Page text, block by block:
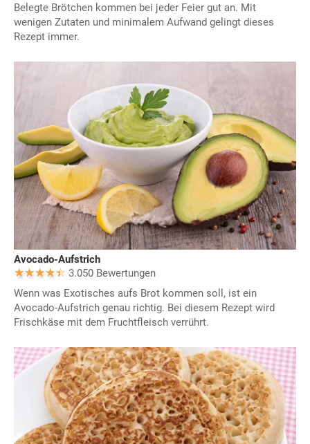
Belegte Brötchen kommen bei jeder Feier gut an. Mit
wenigen Zutaten und minimalem Aufwand gelingt dieses
Rezept immer.
Avocado-Aufstrich
3.050 Bewertungen
Wenn was Exotisches aufs Brot kommen soll, ist ein
Avocado-Aufstrich genau richtig. Bei diesem Rezept wird
Frischkäse mit dem Fruchtfleisch verrührt.